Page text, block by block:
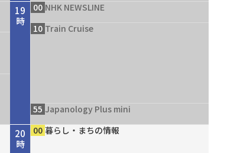
19
時
20
時
00 NHK NEWSLINE
10 Train Cruise
55 Japanology Plus mini
00 暮らし・まちの情報